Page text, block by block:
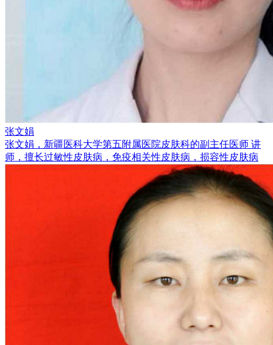
张文娟
张文娟，新疆医科大学第五附属医院皮肤科的副主任医师 讲
师，擅长过敏性皮肤病，免疫相关性皮肤病，损容性皮肤病